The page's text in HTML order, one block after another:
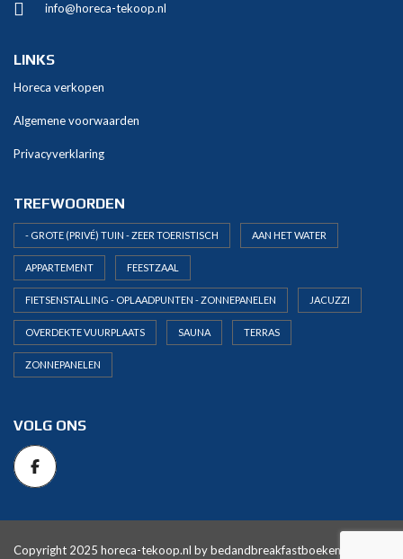
info@horeca-tekoop.nl
LINKS
Horeca verkopen
Algemene voorwaarden
Privacyverklaring
TREFWOORDEN
- GROTE (PRIVÉ) TUIN - ZEER TOERISTISCH AAN HET WATER
APPARTEMENT FEESTZAAL
FIETSENSTALLING - OPLAADPUNTEN - ZONNEPANELEN JACUZZI
OVERDEKTE VUURPLAATS SAUNA TERRAS
ZONNEPANELEN
VOLG ONS
Copyright 2025 horeca-tekoop.nl bybedandbreakfastboeken.nl